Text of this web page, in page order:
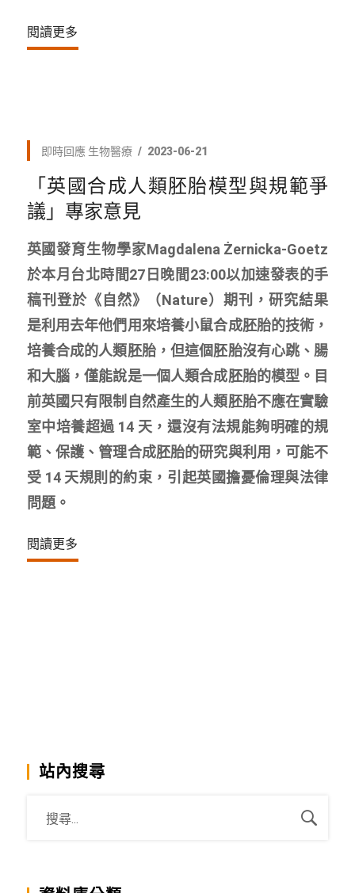
閱讀更多
即時回應 生物醫療 2023-06-21
「英國合成人類胚胎模型與規範爭
議」專家意見
英國發育生物學家Magdalena Żernicka-Goetz
於本月台北時間27日晚間23:00以加速發表的手
稿刊登於《自然》（Nature）期刊，研究結果
是利用去年他們用來培養小鼠合成胚胎的技術，
培養合成的人類胚胎，但這個胚胎沒有心跳、腸
和大腦，僅能說是一個人類合成胚胎的模型。目
前英國只有限制自然產生的人類胚胎不應在實驗
室中培養超過 14 天，還沒有法規能夠明確的規
範、保護、管理合成胚胎的研究與利用，可能不
受 14 天規則的約束，引起英國擔憂倫理與法律
問題。
閱讀更多
站內搜尋